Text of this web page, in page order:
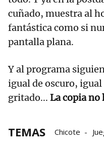
cuñado, muestra al
fantástica como si
pantalla plana.
Y al programa
igual de oscuro,
gritado... La copia
TEMAS Chicote